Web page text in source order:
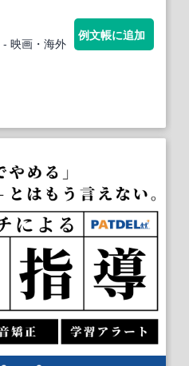
- 映画・海外
例文帳に追加